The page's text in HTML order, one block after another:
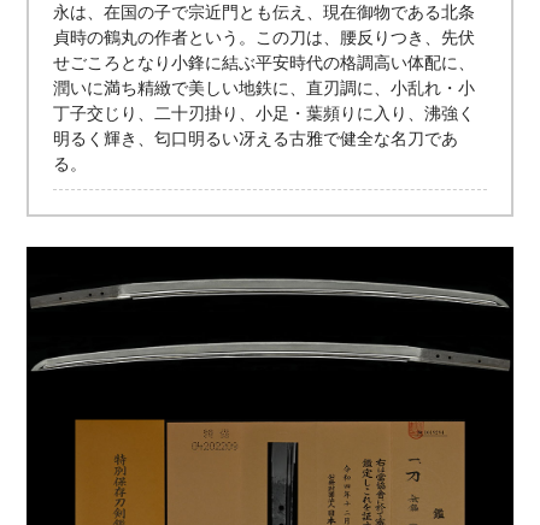
永は、在国の子で宗近門とも伝え、現在御物である北条
貞時の鶴丸の作者という。この刀は、腰反りつき、先伏
せごころとなり小鋒に結ぶ平安時代の格調高い体配に、
潤いに満ち精緻で美しい地鉄に、直刃調に、小乱れ・小
丁子交じり、二十刃掛り、小足・葉頻りに入り、沸強く
明るく輝き、匂口明るい冴える古雅で健全な名刀であ
る。